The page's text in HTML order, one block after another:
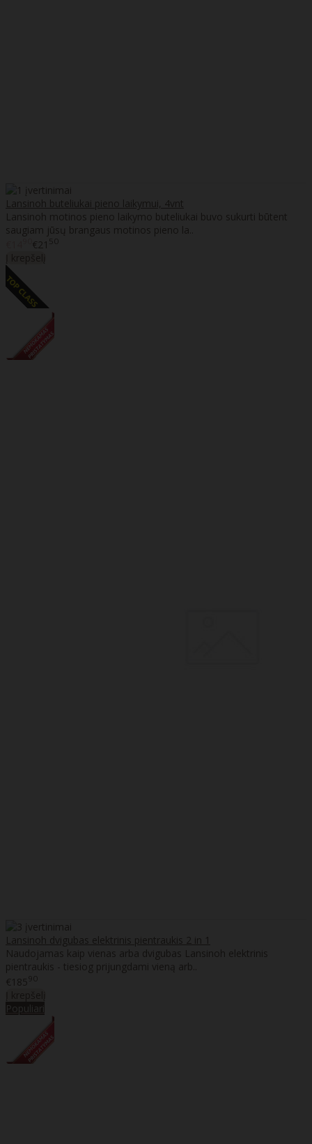
Lansinoh buteliukai pieno laikymui, 4vnt
Lansinoh motinos pieno laikymo buteliukai buvo sukurti būtent
saugiam jūsų brangaus motinos pieno la..
€21 50
Lansinoh dvigubas elektrinis pientraukis 2 in 1
Naudojamas kaip vienas arba dvigubas Lansinoh elektrinis
pientraukis - tiesiog prijungdami vieną arb..
€18590
Populiari